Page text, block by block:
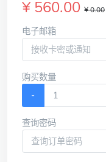
¥ 560.00 ¥ 0.00
电子邮箱
购买数量
-
查询密码